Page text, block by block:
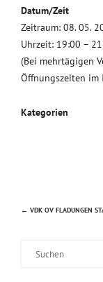
Datum/Zeit
Zeitraum: 08. 05.
Uhrzeit: 19:00 –
(Bei mehrtägigen
Öffnungszeiten im
Kategorien
← VDK OV FLADUNGEN